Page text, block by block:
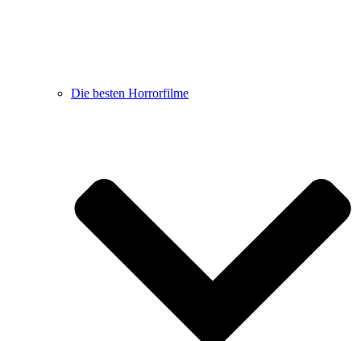
Die besten Horrorfilme